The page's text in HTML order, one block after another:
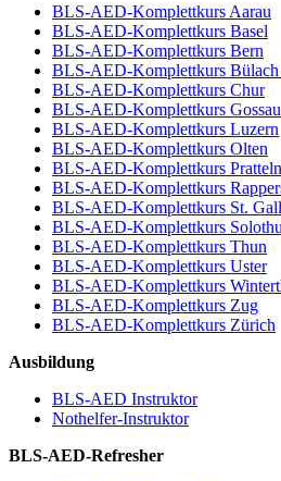
BLS-AED-Komplettkurs Aarau
BLS-AED-Komplettkurs Basel
BLS-AED-Komplettkurs Bern
BLS-AED-Komplettkurs
BLS-AED-Komplettkurs Chur
BLS-AED-Komplettkurs
BLS-AED-Komplettkurs Luzern
BLS-AED-Komplettkurs Olten
BLS-AED-Komplettkurs Pratteln
BLS-AED-Komplettkurs
BLS-AED-Komplettkurs St.
BLS-AED-Komplettkurs
BLS-AED-Komplettkurs Thun
BLS-AED-Komplettkurs Uster
BLS-AED-Komplettkurs
BLS-AED-Komplettkurs Zug
BLS-AED-Komplettkurs Zürich
Ausbildung
BLS-AED Instruktor
Nothelfer-Instruktor
BLS-AED-Refresher